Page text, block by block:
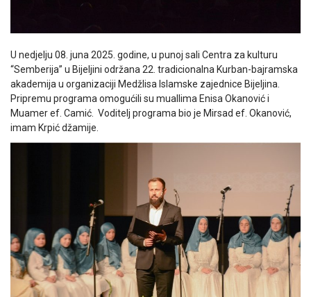
U nedjelju 08. juna 2025. godine, u punoj sali Centra za kulturu
“Semberija” u Bijeljini održana 22. tradicionalna Kurban-bajramska
akademija u organizaciji Medžlisa Islamske zajednice Bijeljina.
Pripremu programa omogućili su muallima Enisa Okanović i
Muamer ef. Camić. Voditelj programa bio je Mirsad ef. Okanović,
imam Krpić džamije.